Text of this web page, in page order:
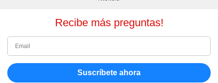
Recibe más preguntas!
Suscríbete ahora